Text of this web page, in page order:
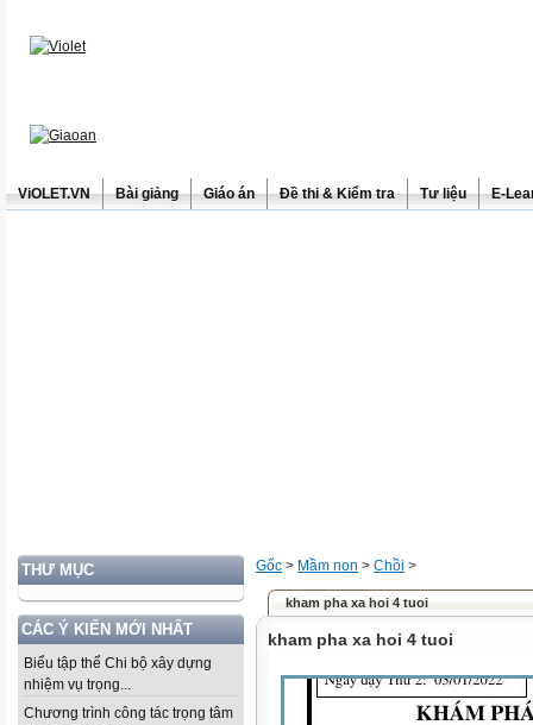
ViOLET.VN Bài giảng Giáo án Đề thi & Kiểm tra Tư liệu E-
THƯ MỤC
CÁC Ý KIẾN MỚI NHẤT
Biểu tập thể Chi bộ xây dựng
nhiệm vụ trọng...
Chương trình công tác trọng tâm
Gốc > Mầm non > Chồi >
kham pha xa hoi 4 tuoi
kham pha xa hoi 4 tuoi